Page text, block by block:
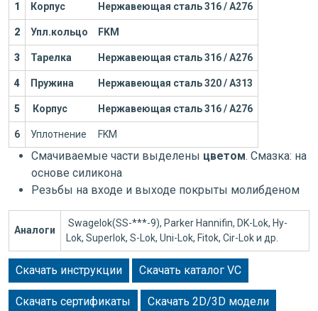
1 Корпус Нержавеющая сталь 316 / А276
2 Упл.кольцо FKM
3 Тарелка Нержавеющая сталь 316 / А276
4 Пружина Нержавеющая сталь 320 / А313
5 Корпус Нержавеющая сталь 316 / А276
6 Уплотнение FKM
Смачиваемые части выделены цветом. Смазка: на
основе силикона
Резьбы на входе и выходе покрыты молибденом
Аналоги
Swagelok(SS-***-9), Parker Hannifin, DK-Lok, Hy-
Lok, Superlok, S-Lok, Uni-Lok, Fitok, Cir-Lok и др.
Скачать инструкции Скачать каталог VC
Скачать сертификаты Скачать 2D/3D модели